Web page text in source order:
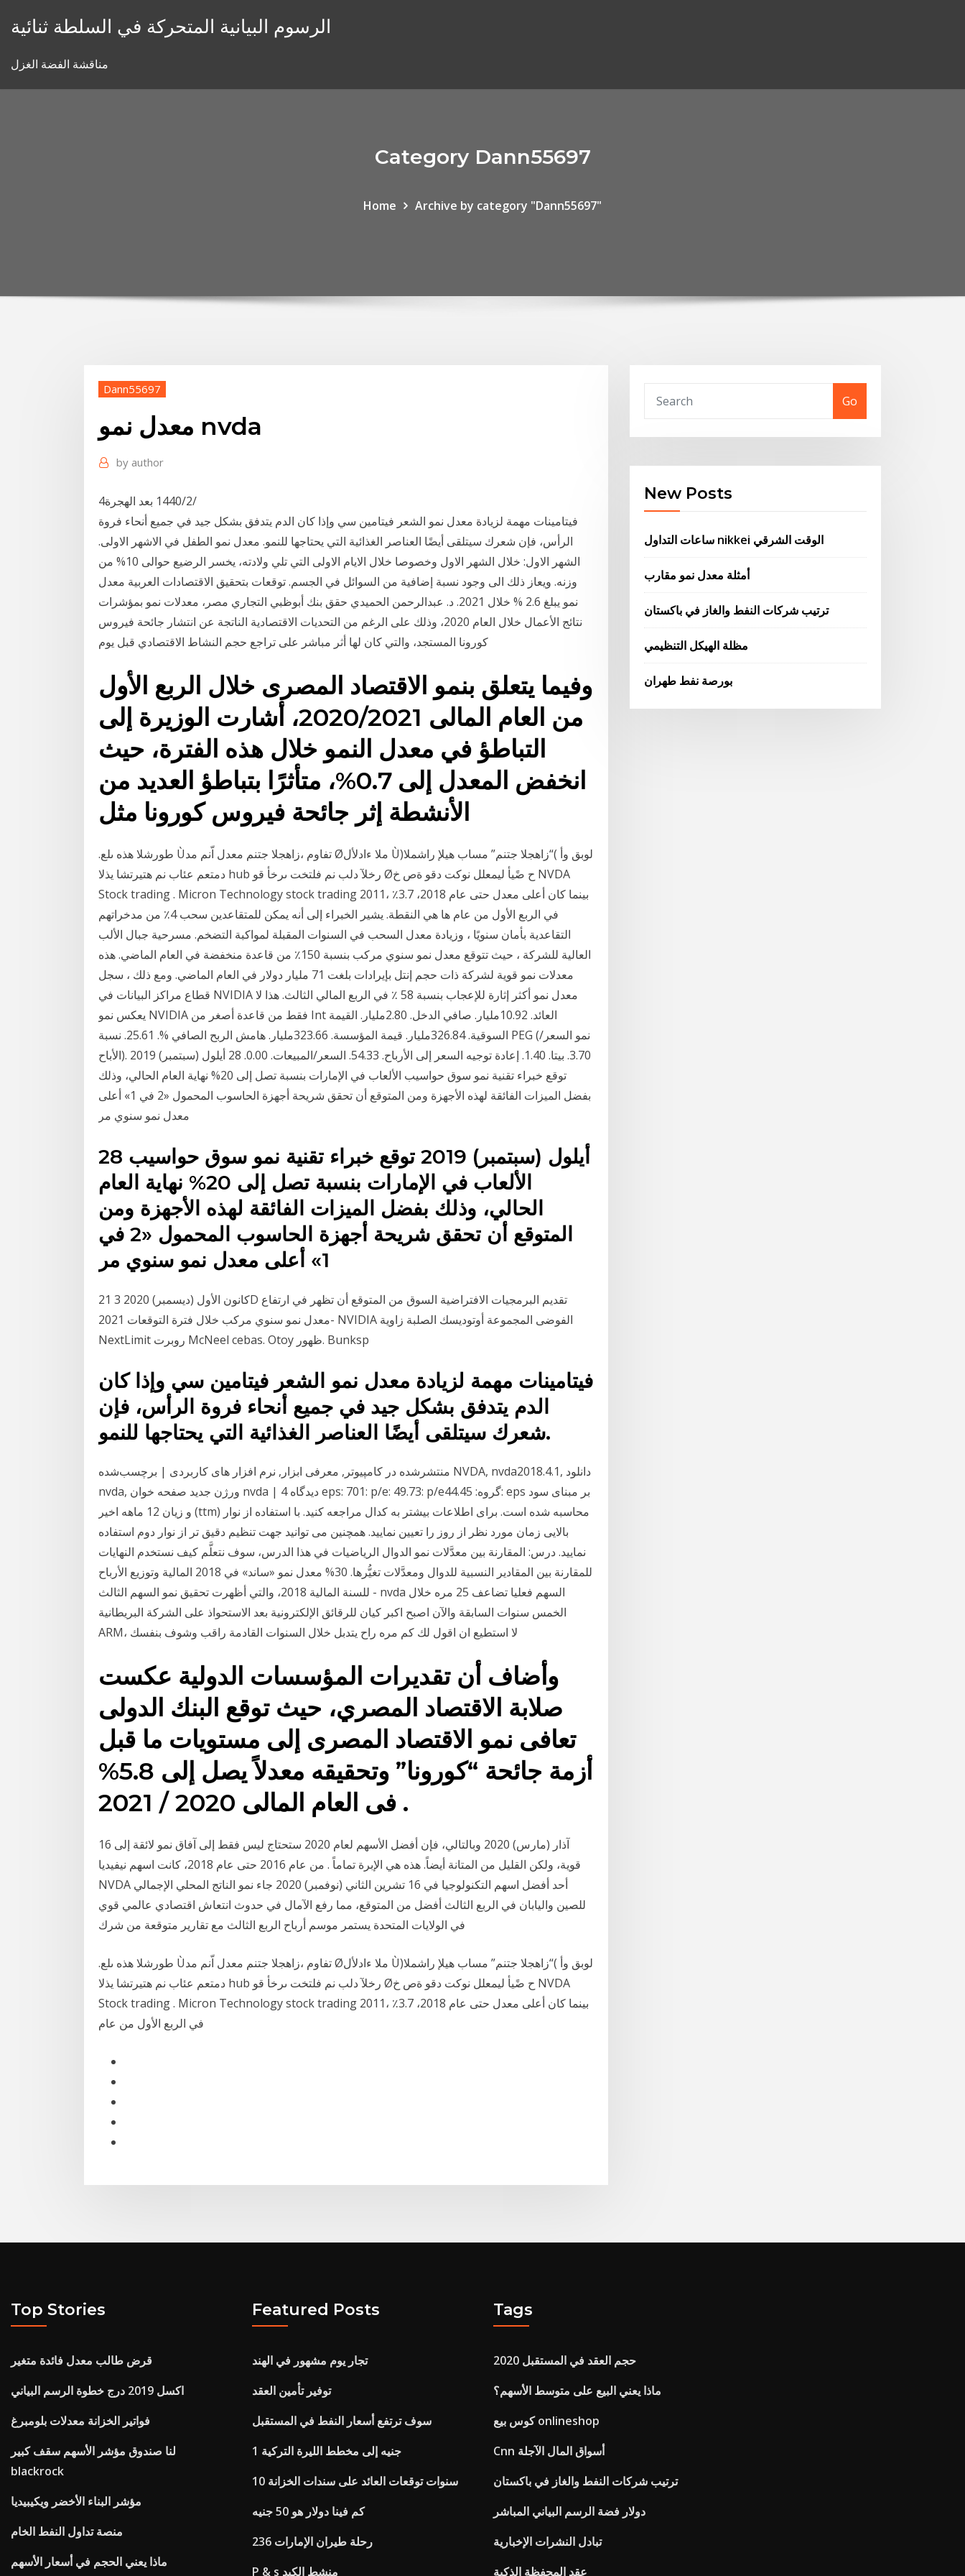
الرسوم البيانية المتحركة في السلطة ثنائية
مناقشة الفضة الغزل
Category Dann55697
Home Archive by category "Dann55697"
Dann55697
معدل نمو nvda
by author
4‏‏/2‏‏/1440 بعد الهجرة
فيتامينات مهمة لزيادة معدل نمو الشعر فيتامين سي وإذا كان الدم يتدفق بشكل جيد في جميع أنحاء فروة
الرأس، فإن شعرك سيتلقى أيضًا العناصر الغذائية التي يحتاجها للنمو. معدل نمو الطفل في الاشهر الاولى.
الشهر الاول: خلال الشهر الاول وخصوصا خلال الايام الاولى التي تلي ولادته، يخسر الرضيع حوالى 10% من
وزنه. ويعاز ذلك الى وجود نسبة إضافية من السوائل في الجسم. توقعات بتحقيق الاقتصادات العربية معدل
نمو يبلغ 2.6 % خلال 2021. د. عبدالرحمن الحميدي حقق بنك أبوظبي التجاري مصر، معدلات نمو بمؤشرات
نتائج الأعمال خلال العام 2020، وذلك على الرغم من التحديات الاقتصادية الناتجة عن انتشار جائحة فيروس
كورونا المستجد، والتي كان لها أثر مباشر على تراجع حجم النشاط الاقتصادي قبل يوم
وفيما يتعلق بنمو الاقتصاد المصرى خلال الربع الأول
من العام المالى 2020/2021، أشارت الوزيرة إلى
التباطؤ في معدل النمو خلال هذه الفترة، حيث
انخفض المعدل إلى 0.7%، متأثرًا بتباطؤ العديد من
الأنشطة إثر جائحة فيروس كورونا مثل
.طورشلا هذه ىلع Ùتفاوم ،زاهجلا جتنم معدل اّنم مد Øملا ءادلأل Ùلوبق وأ )“زاهجلا جتنم” مساب هيلإ راشملا(
دمتعم عئاب نم هتيرتشا يذلا hub رخلآ دلب نم فلتخت ىرخأ قو Øح ضًيأ ليمعلل نوكت دقو ةص خ NVDA
Stock trading . Micron Technology stock trading 2011، بينما كان أعلى معدل حتى عام 2018، 3.7٪
في الربع الأول من عام ها هي النقطة. يشير الخبراء إلى أنه يمكن للمتقاعدين سحب 4٪ من مدخراتهم
التقاعدية بأمان سنويًا ، وزيادة معدل السحب في السنوات المقبلة لمواكبة التضخم. مسرحية جبال الألب
العالية للشركة ، حيث تتوقع معدل نمو سنوي مركب بنسبة 150٪ من قاعدة منخفضة في العام الماضي. هذه
معدلات نمو قوية لشركة ذات حجم إنتل بإيرادات بلغت 71 مليار دولار في العام الماضي. ومع ذلك ، سجل
قطاع مراكز البيانات في NVIDIA معدل نمو أكثر إثارة للإعجاب بنسبة 58 ٪ في الربع المالي الثالث. هذا لا
يعكس نمو NVIDIA فقط من قاعدة أصغر من Int العائد. 10.92مليار. صافي الدخل. 2.80مليار. القيمة
السوقية. 326.84مليار. قيمة المؤسسة. 323.66مليار. هامش الربح الصافي %. 25.61. نسبة PEG (نمو السعر/
الأباح). 3.70. بيتا. 1.40. إعادة توجيه السعر إلى الأرباح. 54.33. السعر/المبيعات. 0.00. 28 أيلول (سبتمبر) 2019
توقع خبراء تقنية نمو سوق حواسيب الألعاب في الإمارات بنسبة تصل إلى 20% نهاية العام الحالي، وذلك
بفضل الميزات الفائقة لهذه الأجهزة ومن المتوقع أن تحقق شريحة أجهزة الحاسوب المحمول «2 في 1» أعلى
معدل نمو سنوي مر
28 أيلول (سبتمبر) 2019 توقع خبراء تقنية نمو سوق حواسيب
الألعاب في الإمارات بنسبة تصل إلى 20% نهاية العام
الحالي، وذلك بفضل الميزات الفائقة لهذه الأجهزة ومن
المتوقع أن تحقق شريحة أجهزة الحاسوب المحمول «2 في
1» أعلى معدل نمو سنوي مر
21 كانون الأول (ديسمبر) 2020 3D تقديم البرمجيات الافتراضية السوق من المتوقع أن تظهر في ارتفاع
معدل نمو سنوي مركب خلال فترة التوقعات 2021- NVIDIA الفوضى المجموعة أوتوديسك الصلبة زاوية
NextLimit روبرت McNeel cebas. Otoy ظهور. Bunksp
فيتامينات مهمة لزيادة معدل نمو الشعر فيتامين سي وإذا كان
الدم يتدفق بشكل جيد في جميع أنحاء فروة الرأس، فإن
شعرك سيتلقى أيضًا العناصر الغذائية التي يحتاجها للنمو.
منتشرشده در کامپیوتر, معرفی ابزار, نرم افزار های کاربردی | برچسب‌شده NVDA, nvda2018.4.1, دانلود
nvda, ورژن جدید صفحه خوان nvda | 4 دیدگاه eps: 701: p/e: 49.73: p/eگروه: 44.45: eps بر مبنای سود
و زیان 12 ماهه اخیر (ttm) محاسبه شده است. برای اطلاعات بیشتر به کدال مراجعه کنید. با استفاده از نوار
بالایی زمان مورد نظر از روز را تعیین نمایید. همچنین می توانید جهت تنظیم دقیق تر از نوار دوم استفاده
نمایید. درس: المقارنة بين معدَّلات نمو الدوال الرياضيات في هذا الدرس، سوف نتعلَّم كيف نستخدم النهايات
للمقارنة بين المقادير النسبية للدوال ومعدَّلات تغيُّرها. 30% معدل نمو «ساند» في 2018 المالية وتوزيع الأرباح
للسنة المالية 2018، والتي أظهرت تحقيق نمو السهم الثالث - nvda السهم فعليا تضاعف 25 مره خلال
الخمس سنوات السابقة والآن اصبح اكبر كيان للرقائق الإلكترونية بعد الاستحواذ على الشركة البريطانية
ARM، لا استطيع ان اقول لك كم مره راح يتدبل خلال السنوات القادمة راقب وشوف بنفسك
وأضاف أن تقديرات المؤسسات الدولية عكست
صلابة الاقتصاد المصري، حيث توقع البنك الدولى
تعافى نمو الاقتصاد المصرى إلى مستويات ما قبل
أزمة جائحة “كورونا” وتحقيقه معدلاً يصل إلى 5.8%
فى العام المالى 2020 / 2021 .
16 آذار (مارس) 2020 وبالتالي، فإن أفضل الأسهم لعام 2020 ستحتاج ليس فقط إلى آفاق نمو لائقة إلى
قوية، ولكن القليل من المتانة أيضاً. هذه هي الإبرة تماماً . من عام 2016 حتى عام 2018، كانت اسهم نيفيديا
NVDA أحد أفضل اسهم التكنولوجيا في 16 تشرين الثاني (نوفمبر) 2020 جاء نمو الناتج المحلي الإجمالي
للصين واليابان في الربع الثالث أفضل من المتوقع، مما رفع الآمال في حدوث انتعاش اقتصادي عالمي قوي
في الولايات المتحدة يستمر موسم أرباح الربع الثالث مع تقارير متوقعة من شرك
.طورشلا هذه ىلع Ùتفاوم ،زاهجلا جتنم معدل اّنم مد Øملا ءادلأل Ùلوبق وأ )“زاهجلا جتنم” مساب هيلإ راشملا(
دمتعم عئاب نم هتيرتشا يذلا hub رخلآ دلب نم فلتخت ىرخأ قو Øح ضًيأ ليمعلل نوكت دقو ةص خ NVDA
Stock trading . Micron Technology stock trading 2011، بينما كان أعلى معدل حتى عام 2018، 3.7٪
في الربع الأول من عام
Go
New Posts
ساعات التداول nikkei الوقت الشرقي
أمثلة معدل نمو مقارب
ترتيب شركات النفط والغاز في باكستان
مظلة الهيكل التنظيمي
بورصة نفط طهران
Top Stories
قرض طالب معدل فائدة متغير
اكسل 2019 درج خطوة الرسم البياني
فواتير الخزانة معدلات بلومبرغ
لنا صندوق مؤشر الأسهم سقف كبير
blackrock
مؤشر البناء الأخضر ويكيبيديا
منصة تداول النفط الخام
ماذا يعني الحجم في أسعار الأسهم
Featured Posts
تجار يوم مشهور في الهند
توفير تأمين العقد
سوف ترتفع أسعار النفط في المستقبل
1 جنيه إلى مخطط الليرة التركية
10 سنوات توقعات العائد على سندات الخزانة
كم فينا دولار هو 50 جنيه
رحلة طيران الإمارات 236
P & s منشط الكبد
Tags
حجم العقد في المستقبل 2020
ماذا يعني البيع على متوسط ​​الأسهم؟
كوس بيع onlineshop
Cnn أسواق المال الآجلة
ترتيب شركات النفط والغاز في باكستان
دولار فضة الرسم البياني المباشر
تبادل النشرات الإخبارية
عقد المحفظة الذكية